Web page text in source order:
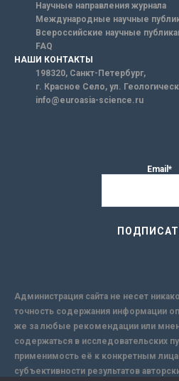
Научные направления журнала
Международные научные
Всероссийские научные
FAQ
НАШИ КОНТАКТЫ
198320, Санкт-Петербург,
г. Красное Село, ул.
info@euroasia-science.ru
Email*
Администрация сайта не несет
точность содержания информации
же за любые рекомендации или
содержаться в исследовательских
применимость её к конкретным
субъективности результатов